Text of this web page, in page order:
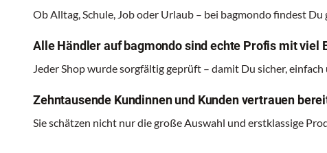
Ob Alltag, Schule, Job oder Urlaub – bei bagmondo findest
Alle Händler auf bagmondo sind echte Profis mit viel
Jeder Shop wurde sorgfältig geprüft – damit Du sicher,
Zehntausende Kundinnen und Kunden vertrauen
Sie schätzen nicht nur die große Auswahl und erstklassige